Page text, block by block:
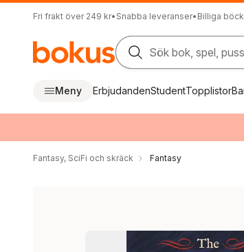
Fri frakt över 249 kr• Snabba leveranser• Billiga
Sök bok, spel,
Meny ErbjudandenStudentTopplistor
Fantasy, SciFi och skräck Fantasy